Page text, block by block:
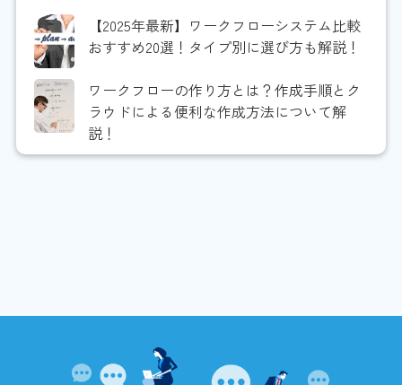
【2025年最新】ワークフローシステム比較
おすすめ20選！タイプ別に選び方も解説！
ワークフローの作り方とは？作成手順とク
ラウドによる便利な作成方法について解
説！